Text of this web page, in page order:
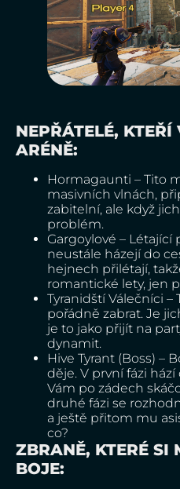
NEPŘÁTELÉ,
ARÉNĚ:
Hormagaunti – Tito
masivních vlnách,
zabitelní, ale když
problém.
Gargoylové – Létající
neustále házejí do
hejnech přilétají,
romantické lety, jen
Tyranidští Válečníci
pořádně zabrat. Je
je to jako přijít na
dynamit.
Hive Tyrant (Boss) –
děje. V první fázi
Vám po zádech
druhé fázi se
a ještě přitom mu
co?
ZBRANĚ, KTERÉ SI
BOJE: